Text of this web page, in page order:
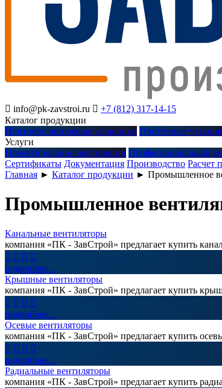
 info@pk-zavstroi.ru  +7 (812) 317-14-15
Каталог продукции
Приточно вытяжные установки Приточные
Услуги
Проектирование вентиляции Профессиональный
Сертификаты Документация Производство Расчет
Главная ► Каталог продукции ► Промышленное
Промышленное
Канальные вентиляторы
компания «ПК - ЗавСтрой» предлагает купить
   
подробнее...
Крышные вентиляторы
компания «ПК - ЗавСтрой» предлагает купить
   
подробнее...
Осевые вентиляторы
компания «ПК - ЗавСтрой» предлагает купить
   
подробнее...
Радиальные вентиляторы
компания «ПК - ЗавСтрой» предлагает купить